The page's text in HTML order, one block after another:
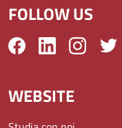
FOLLOW US
WEBSITE